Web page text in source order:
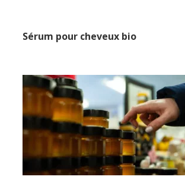
Sérum pour cheveux bio